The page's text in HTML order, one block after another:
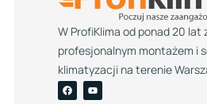
W ProfiKlima od ponad 20 lat
profesjonalnym montażem i
klimatyzacji na terenie